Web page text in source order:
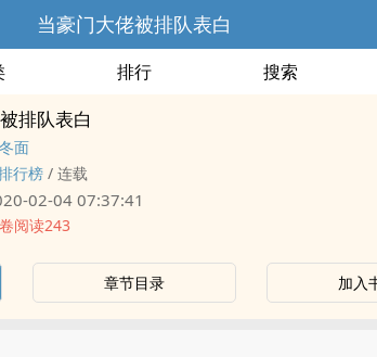
当豪门大佬被排队表白
排行 搜索
排队表白
面
行榜 / 连载
02-04 07:37:41
阅读243
章节目录 加入